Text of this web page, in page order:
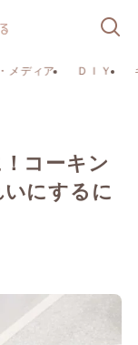
メディア ＤＩＹ
コーキン
にするに